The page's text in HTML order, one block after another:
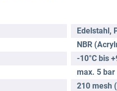
Edelstahl,
NBR
-10°C bis
max. 5 bar
210 mesh